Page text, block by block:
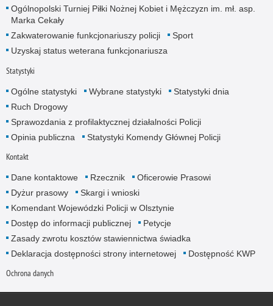
Ogólnopolski Turniej Piłki Nożnej Kobiet i Mężczyzn im. mł. asp.
Marka Cekały
Zakwaterowanie funkcjonariuszy policji
Sport
Uzyskaj status weterana funkcjonariusza
Statystyki
Ogólne statystyki Wybrane statystyki
Statystyki dnia
Ruch Drogowy
Sprawozdania z profilaktycznej działalności Policji
Opinia publiczna
Statystyki Komendy Głównej Policji
Kontakt
Dane kontaktowe Rzecznik
Oficerowie Prasowi
Dyżur prasowy
Skargi i wnioski
Komendant Wojewódzki Policji w Olsztynie
Dostęp do informacji publicznej
Petycje
Zasady zwrotu kosztów stawiennictwa świadka
Deklaracja dostępności strony internetowej
Dostępność KWP
Ochrona danych